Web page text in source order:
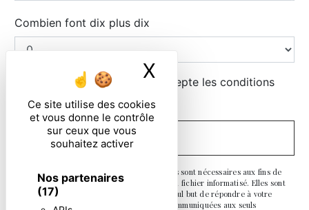
Ce site utilise des cookies
et vous donne le contrôle
sur ceux que vous
souhaitez activer
Nos partenaires
(17)
X Masquer le
Combien font dix plus dix
En cochant cette case, j'accepte les conditions
particulières ci-dessous **
ENVOYER
** Les données personnelles communiquées sont nécessaires aux fins de
vous contacter et sont enregistrées dans un fichier informatisé. Elles sont
destinées à et ses sous-traitants dans le seul but de répondre à votre
message. Les données collectées seront communiquées aux seuls